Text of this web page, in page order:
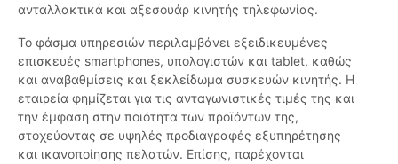
ανταλλακτικά και αξεσουάρ κινητής τηλεφωνίας.
Το φάσμα υπηρεσιών περιλαμβάνει εξειδικευμένες
επισκευές smartphones, υπολογιστών και tablet, καθώς
και αναβαθμίσεις και ξεκλείδωμα συσκευών κινητής. Η
εταιρεία φημίζεται για τις ανταγωνιστικές τιμές της και
την έμφαση στην ποιότητα των προϊόντων της,
στοχεύοντας σε υψηλές προδιαγραφές εξυπηρέτησης
και ικανοποίησης πελατών. Επίσης, παρέχονται